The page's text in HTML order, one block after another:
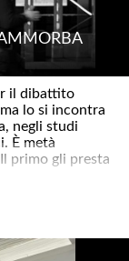
il dibattito
lo si incontra
negli studi
È metà
primo gli presta